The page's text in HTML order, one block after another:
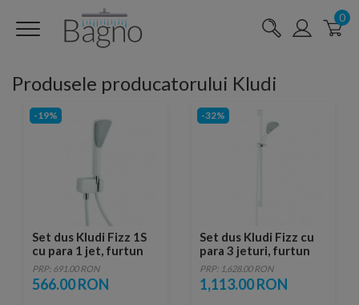
0
Produsele producatorului Kludi
-19%
Set dus Kludi Fizz 1S
cu para 1 jet, furtun
1250 mm si agatatoare
FixFit alb
PRP: 691.00 RON
566.00 RON
-32%
Set dus Kludi Fizz cu
para 3 jeturi, furtun
1600 mm si bara 900
mm alb
PRP: 1,628.00 RON
1,113.00 RON